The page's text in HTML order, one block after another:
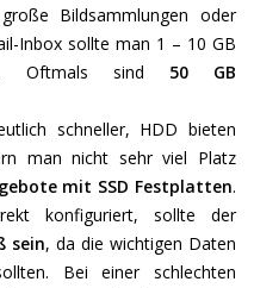
Bildsammlungen oder
Inbox sollte man 1 – 10 GB
Oftmals sind 50 GB
schneller, HDD bieten
man nicht sehr viel Platz
mit SSD Festplatten.
konfiguriert, sollte der
sein, da die wichtigen Daten
Bei einer schlechten